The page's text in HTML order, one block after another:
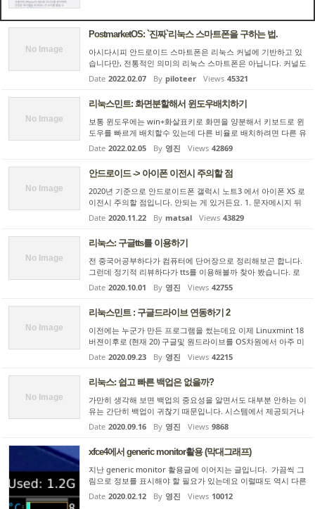
No Image
PostmarketOS: `진짜`리눅스 스마트폰을 구하는 법.
아시다시피 안드로이드 스마트폰은 리눅스 커널에 기반하고 있
습니다만, 전통적인 의미의 리눅스 스마트폰은 아닙니다. 커널도
업스트림 커널이 아니며, 유저랜드도 안드로이드 환경에 맞춰 구
성된 물건을 사용하고 있습니다. chroot등을 통해 리눅스 프로
Date 2022.02.07 By piloteer Views 45321
No Image
리눅스민트: 화면분할해서 윈도우배치하기
보통 윈도우에는 win+화살표키로 화면을 양분해서 키보드로 윈
도우를 빠르게 배치할수 있는데 다른 비율로 배치하려면 다른 유
틸리티를 사용해야합니다. 리눅스의 대부분의 데스크탑에도 이
런 기능이 있는데요 아쉬운점은 좌우 1:1 비율의 선택만 된다는
Date 2022.02.05 By 영진 Views 42869
No Image
안드로이드 -> 아이폰 이전시 주의할 점
2020년 기준으로 안드로이드폰 갤럭시 노트3 에서 아이폰 XS 로
이전시 주의할 점입니다. 안되는 게 있거든요. 1. 문자메시지 뒤
죽박죽이 됩니다. 안드로이드 플레이 스토어에서 다운로드 받을
수 있는 애플 공식앱인 Move to iOS 로 연락처나 문자메시지,
Date 2020.11.22 By matsal Views 43829
No Image
리눅스: 구글tts를 이용하기
전 중국어공부하다가 컴퓨터에 단어장으로 정리해보곤 합니다.
그런데 정기적 리뷰하다가 tts를 이용해볼까 찾아 봤습니다. 로
컬에서 돌아가는 tts들이 있어서 테스트 해봤는데 구글에 비하면
너무 차이가 납니다. 그냥 온라인 구글tts를 이용해봅시다 구글t
Date 2020.10.01 By 영진 Views 42755
No Image
리눅스민트 : 구글드라이브 연동하기 2
이전에는 누군가 만든 프로그램을 썼는데요 이제 Linuxmint 18
버젼이후로 (현재 20) 구글및 원드라이브를 OS차원에서 아주 미
려하게 지원합니다~ 그런데 원래 기본패키지에는 깔리지 않고
깔아줘야 합니다 방법은 sudo apt update sudo apt install gn
Date 2020.09.23 By 영진 Views 42215
No Image
리눅스: 쉽고 빠른 백업은 없을까?
가만히 생각해 보면 백업의 중요성을 알면서도 대부분 안하는 이
유는 간단히 백업이 귀찮기 때문입니다. 시스템에서 제공되거나
상업용으로도 여러가지 backup tool이 있는데 그걸로 백업하면
몇분-몇십분 이상 걸리니까 제 경험으로는 처음에 한두번 하고
Date 2020.09.16 By 영진 Views 9868
xfce4에서 generic monitor활용 (막대그래프)
지난 generic monitor 활용글에 이어지는 글입니다. 가끔씩 그
림으로 정보를 표시해야 할 필요가 있는데요 이럴때도 역시 다른
플러그인 사용할 필요 없이 generic monitor plugin을 사용할
수 있더군요 메모리상황을 보여주는 것을 한번 예를 들어 볼게요
Date 2020.02.12 By 영진 Views 10012